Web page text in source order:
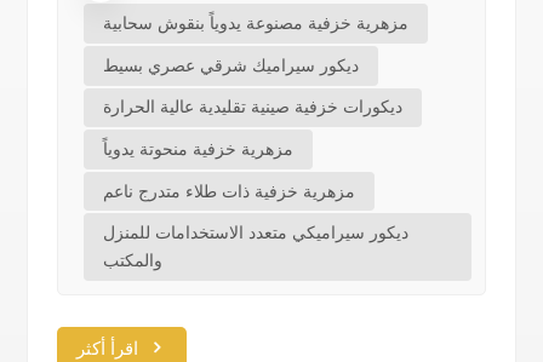
مزهرية خزفية مصنوعة يدوياً بنقوش سحابية
ديكور سيراميك شرقي عصري بسيط
ديكورات خزفية صينية تقليدية عالية الحرارة
مزهرية خزفية منحوتة يدوياً
مزهرية خزفية ذات طلاء متدرج ناعم
ديكور سيراميكي متعدد الاستخدامات للمنزل
والمكتب
اقرأ أكثر